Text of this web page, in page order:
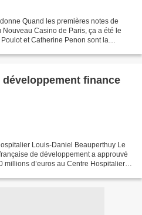
Quand les premières notes de
Casino de Paris, ça a été le
et Catherine Penon sont la
développement finance
Louis-Daniel Beauperthuy Le
de développement a approuvé
millions d’euros au Centre Hospitalier